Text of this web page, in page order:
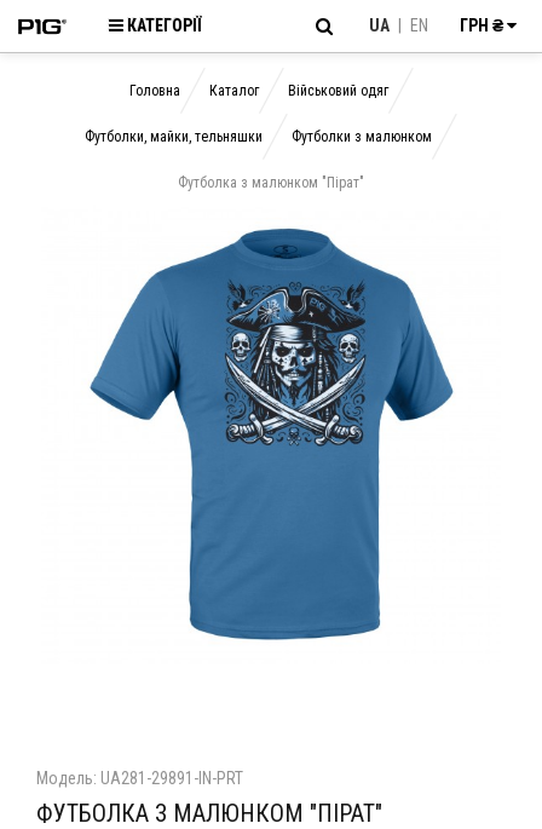
КАТЕГОРІЇ UA EN ГРН ₴
Головна Каталог Військовий одяг
Футболки, майки, тельняшки Футболки з малюнком
Футболка з малюнком "Пірат"
Модель: UA281-29891-IN-PRT
ФУТБОЛКА З МАЛЮНКОМ "ПІРАТ"